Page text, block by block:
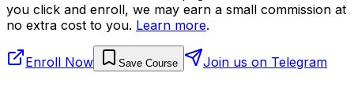
you click and enroll, we may earn a small commission at
no extra cost to you. Learn more.
Enroll Now Save Course Join us on Telegram